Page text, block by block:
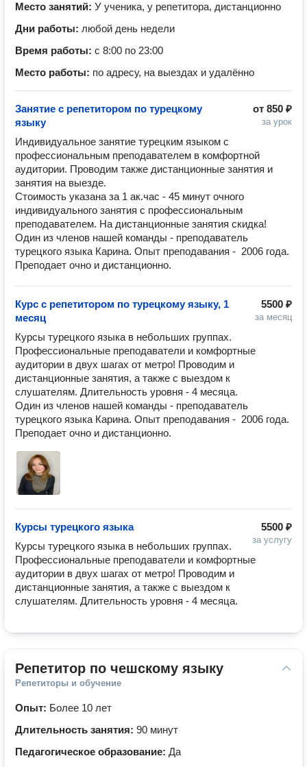
Место занятий: У ученика, у репетитора, дистанционно
Дни работы: любой день недели
Время работы: с 8:00 по 23:00
Место работы: по адресу, на выездах и удалённо
от 850 ₽
за урок
Занятие с репетитором по турецкому
языку
Индивидуальное занятие турецким языком с
профессиональным преподавателем в комфортной
аудитории. Проводим также дистанционные занятия и
занятия на выезде.
Стоимость указана за 1 ак.час - 45 минут очного
индивидуального занятия с профессиональным
преподавателем. На дистанционные занятия скидка!
Один из членов нашей команды - преподаватель
турецкого языка Карина. Опыт преподавания -  2006 года.
Преподает очно и дистанционно.
5500 ₽
за месяц
Курс с репетитором по турецкому языку, 1
месяц
Курсы турецкого языка в небольших группах.
Профессиональные преподаватели и комфортные
аудитории в двух шагах от метро! Проводим и
дистанционные занятия, а также с выездом к
слушателям. Длительность уровня - 4 месяца.
Один из членов нашей команды - преподаватель
турецкого языка Карина. Опыт преподавания -  2006 года.
Преподает очно и дистанционно.
5500 ₽
за услугу
Курсы турецкого языка
Курсы турецкого языка в небольших группах.
Профессиональные преподаватели и комфортные
аудитории в двух шагах от метро! Проводим и
дистанционные занятия, а также с выездом к
слушателям. Длительность уровня - 4 месяца.
Репетитор по чешскому языку
Репетиторы и обучение
Опыт: Более 10 лет
Длительность занятия: 90 минут
Педагогическое образование: Да